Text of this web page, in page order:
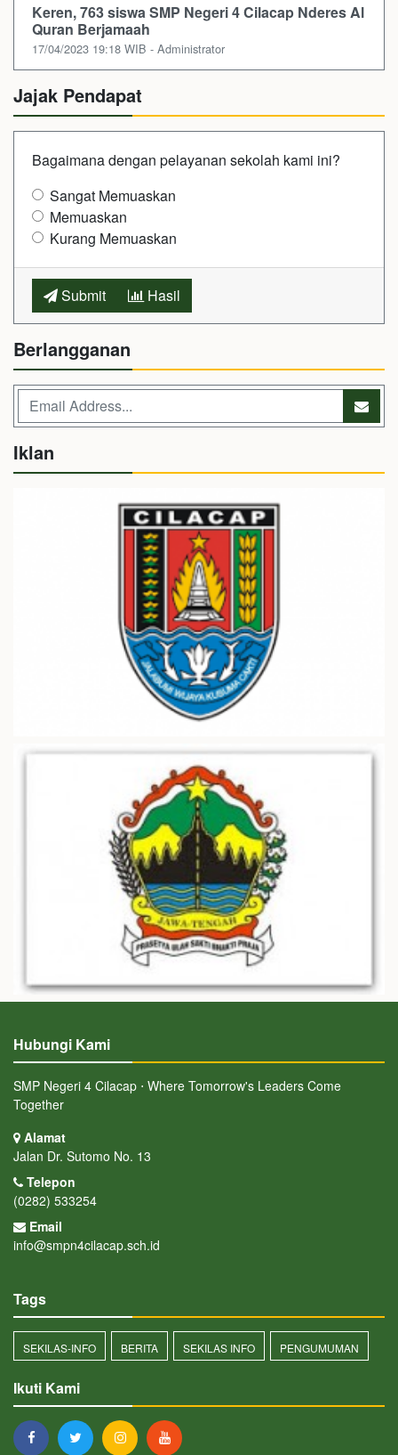
Keren, 763 siswa SMP Negeri 4 Cilacap Nderes Al
Quran Berjamaah
17/04/2023 19:18 WIB - Administrator
Jajak Pendapat
Bagaimana dengan pelayanan sekolah kami ini?
Sangat Memuaskan
Memuaskan
Kurang Memuaskan
Submit Hasil
Berlangganan
Iklan
Hubungi Kami
SMP Negeri 4 Cilacap ⋅ Where Tomorrow's Leaders Come
Together
Alamat
Jalan Dr. Sutomo No. 13
Telepon
(0282) 533254
Email
info@smpn4cilacap.sch.id
Tags
SEKILAS-INFO BERITA SEKILAS INFO PENGUMUMAN
Ikuti Kami